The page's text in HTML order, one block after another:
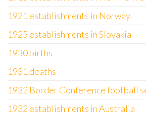
1921 establishments in Norway
1925 establishments in Slovakia
1930 births
1931 deaths
1932 Border Conference football
1932 establishments in Australia